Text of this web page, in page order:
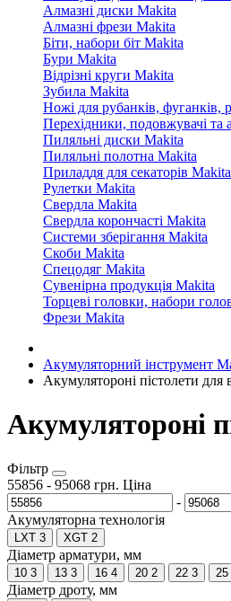
Алмазні диски Makita
Алмазні фрези Makita
Біти, набори біт Makita
Бури Makita
Відрізні круги Makita
Зубила Makita
Ножі для рубанків, фуганків,
Перехідники, подовжувачі та
Пиляльні диски Makita
Пиляльні полотна Makita
Приладдя для секаторів Makita
Рулетки Makita
Свердла Makita
Свердла корончасті Makita
Системи зберігання Makita
Скоби Makita
Спецодяг Makita
Сувенірна продукція Makita
Торцеві головки, набори
Фрези Makita
Акумуляторний інструмент
Акумулятороні пістолети
Акумулятороні
Фільтр
55856 - 95068 грн. Ціна
-
Акумуляторна технологія
LXT 3 XGT 2
Діаметр арматури, мм
10 3 13 3 16 4 20 2 22 3 25
Діаметр дроту, мм